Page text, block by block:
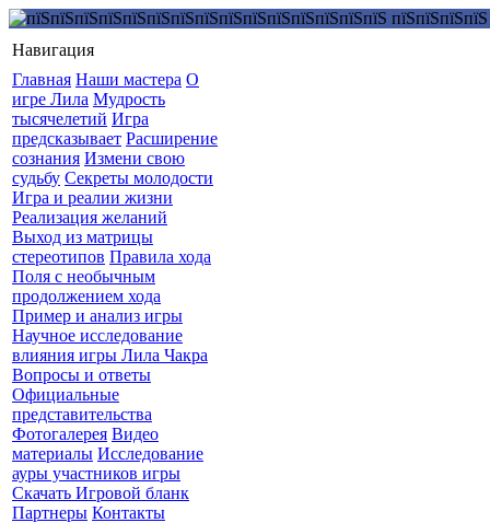
Навигация
Главная Наши мастера О
игре Лила Мудрость
тысячелетий Игра
предсказывает Расширение
сознания Измени свою
судьбу Секреты молодости
Игра и реалии жизни
Реализация желаний
Выход из матрицы
стереотипов Правила хода
Поля с необычным
продолжением хода
Пример и анализ игры
Научное исследование
влияния игры Лила Чакра
Вопросы и ответы
Официальные
представительства
Фотогалерея Видео
материалы Исследование
ауры участников игры
Скачать Игровой бланк
Партнеры Контакты